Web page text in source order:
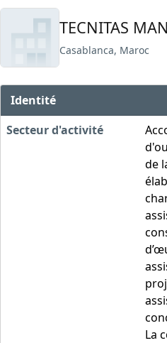
TECNITAS
Casablanca, Maroc
Identité
Secteur d'activité
de
La